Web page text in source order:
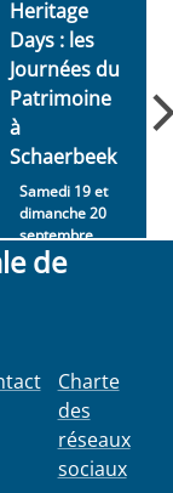
Heritage
Days : les
Journées du
Patrimoine
à
Schaerbeek
Samedi 19 et
dimanche 20
septembre
2026
de
Charte
des
réseaux
sociaux